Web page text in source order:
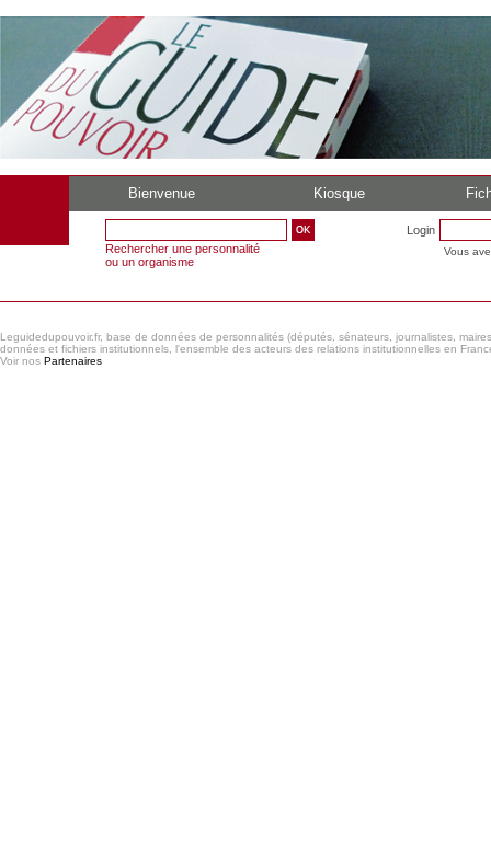
Bienvenue Kiosque
Rechercher une personnalité
ou un organisme
Login
Vous
Leguidedupouvoir.fr, base de données de personnalités (députés, sénateurs, journalistes,
données et fichiers institutionnels, l'ensemble des acteurs des relations institutionnelles en
Voir nos Partenaires